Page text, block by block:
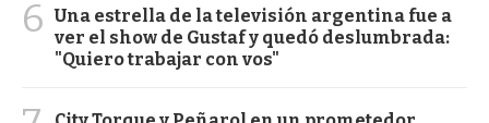
6 Una estrella de la televisión argentina fue a
ver el show de Gustaf y quedó deslumbrada:
"Quiero trabajar con vos"